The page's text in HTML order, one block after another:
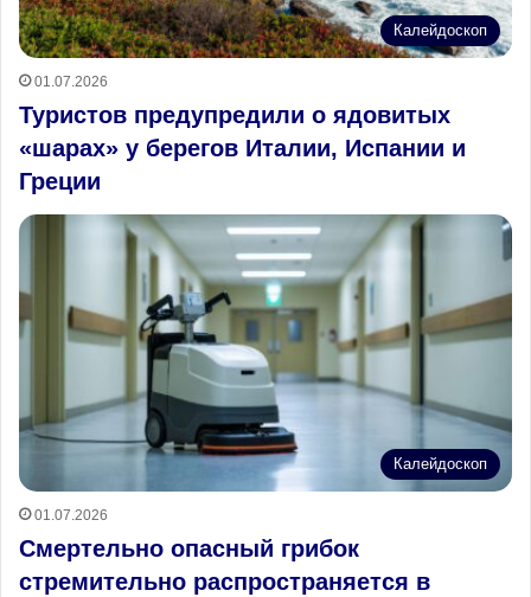
Калейдоскоп
01.07.2026
Туристов предупредили о ядовитых
«шарах» у берегов Италии, Испании и
Греции
Калейдоскоп
01.07.2026
Смертельно опасный грибок
стремительно распространяется в